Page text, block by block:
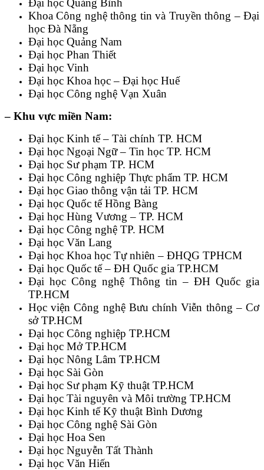
Khoa Công nghệ thông tin và Truyền thông – Đại
học Đà Nẵng
Đại học Quảng Nam
Đại học Phan Thiết
Đại học Vinh
Đại học Khoa học – Đại học Huế
Đại học Công nghệ Vạn Xuân
– Khu vực miền Nam:
Đại học Kinh tế – Tài chính TP. HCM
Đại học Ngoại Ngữ – Tin học TP. HCM
Đại học Sư phạm TP. HCM
Đại học Công nghiệp Thực phẩm TP. HCM
Đại học Giao thông vận tải TP. HCM
Đại học Quốc tế Hồng Bàng
Đại học Hùng Vương – TP. HCM
Đại học Công nghệ TP. HCM
Đại học Văn Lang
Đại học Khoa học Tự nhiên – ĐHQG TPHCM
Đại học Quốc tế – ĐH Quốc gia TP.HCM
Đại học Công nghệ Thông tin – ĐH Quốc gia
TP.HCM
Học viện Công nghệ Bưu chính Viễn thông – Cơ
sở TP.HCM
Đại học Công nghiệp TP.HCM
Đại học Mở TP.HCM
Đại học Nông Lâm TP.HCM
Đại học Sài Gòn
Đại học Sư phạm Kỹ thuật TP.HCM
Đại học Tài nguyên và Môi trường TP.HCM
Đại học Kinh tế Kỹ thuật Bình Dương
Đại học Công nghệ Sài Gòn
Đại học Hoa Sen
Đại học Nguyễn Tất Thành
Đại học Văn Hiến